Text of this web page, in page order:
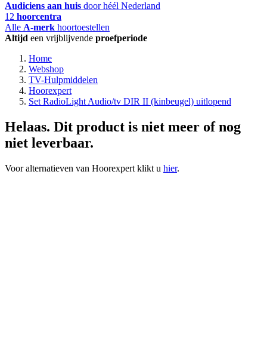
Audiciens aan huis door héél Nederland
12 hoorcentra
Alle A-merk hoortoestellen
Altijd een vrijblijvende proefperiode
Home
Webshop
TV-Hulpmiddelen
Hoorexpert
Set RadioLight Audio/tv DIR II (kinbeugel) uitlopend
Helaas. Dit product is niet meer of nog
niet leverbaar.
Voor alternatieven van Hoorexpert klikt u hier.